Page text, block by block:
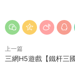
上一篇
三網H5遊戲【鐵杆三